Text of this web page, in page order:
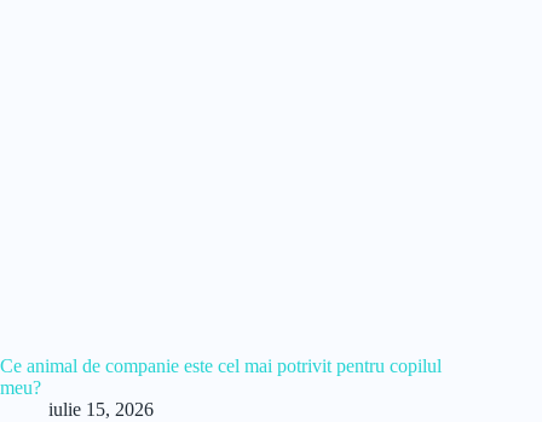
Ce animal de companie este cel mai potrivit pentru copilul
meu?
iulie 15, 2026